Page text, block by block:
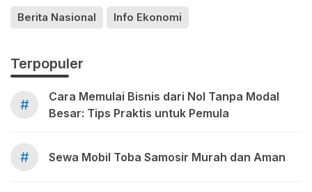
Berita Nasional Info Ekonomi
Terpopuler
#
Cara Memulai Bisnis dari Nol Tanpa Modal
Besar: Tips Praktis untuk Pemula
# Sewa Mobil Toba Samosir Murah dan Aman